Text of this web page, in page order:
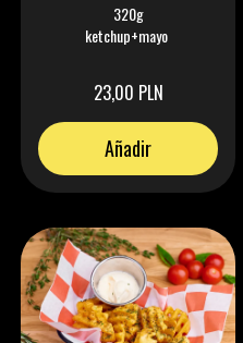
320g
ketchup+mayo
23,00 PLN
Añadir